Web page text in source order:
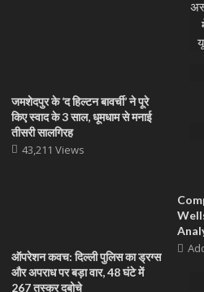
जमशेदपुर के ‘द हिल्टन बावर्ची’ ने पूरे
किए स्वाद के 3 साल, धूमधाम से मनाई
तीसरी सालगिरह
43,211 Views
ऑपरेशन कवच: दिल्ली पुलिस का ड्रग्स
और अपराध पर बड़ा वार, 48 घंटे में
267 तस्कर दबोचे